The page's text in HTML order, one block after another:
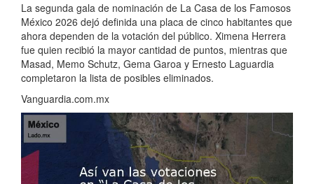
La segunda gala de nominación de La Casa de los Famosos
México 2026 dejó definida una placa de cinco habitantes que
ahora dependen de la votación del público. Ximena Herrera
fue quien recibió la mayor cantidad de puntos, mientras que
Masad, Memo Schutz, Gema Garoa y Ernesto Laguardia
completaron la lista de posibles eliminados.
Vanguardia.com.mx